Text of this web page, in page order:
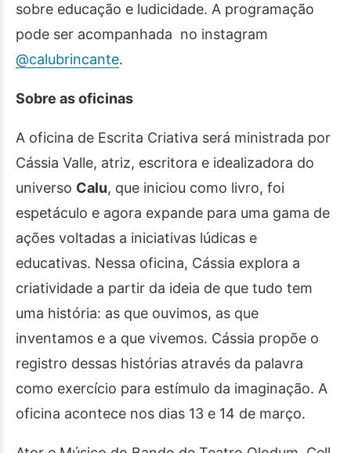
sobre educação e ludicidade. A programação
pode ser acompanhada no instagram
@calubrincante.
Sobre as oficinas
A oficina de Escrita Criativa será ministrada por
Cássia Valle, atriz, escritora e idealizadora do
universo Calu, que iniciou como livro, foi
espetáculo e agora expande para uma gama de
ações voltadas a iniciativas lúdicas e
educativas. Nessa oficina, Cássia explora a
criatividade a partir da ideia de que tudo tem
uma história: as que ouvimos, as que
inventamos e a que vivemos. Cássia propõe o
registro dessas histórias através da palavra
como exercício para estímulo da imaginação. A
oficina acontece nos dias 13 e 14 de março.